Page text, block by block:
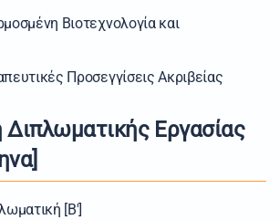
Βιοτεχνολογία και
Προσεγγίσεις Ακριβείας
Διπλωματικής Εργασίας
[Β']